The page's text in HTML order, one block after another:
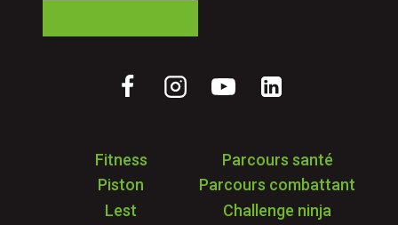
Fitness
Parcours santé
Piston
Parcours combattant
Lest
Challenge ninja